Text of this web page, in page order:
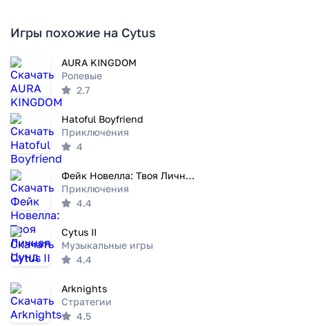
Игры похожие на Cytus
AURA KINGDOM
Ролевые
2.7
Hatoful Boyfriend
Приключения
4
Фейк Новелла: Твоя Личная Цунд
Приключения
4.4
Cytus II
Музыкальные игры
4.4
Arknights
Стратегии
4.5